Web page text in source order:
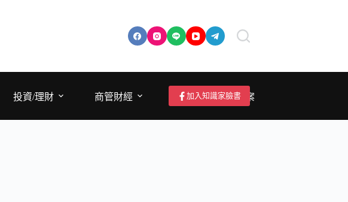
投資/理財 商管財經 成為作者/投稿/提案
加入知識家臉書